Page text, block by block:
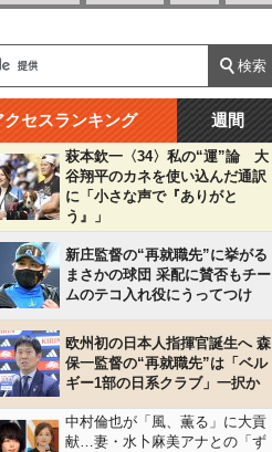
クセスランキング 週間
萩本欽一〈34〉私の“運”論 大
谷翔平のカネを使い込んだ通訳
に「小さな声で『ありがと
う』」
新庄監督の“再就職先”に挙がる
まさかの球団 采配に賛否もチー
ムのテコ入れ役にうってつけ
欧州初の日本人指揮官誕生へ 森
保一監督の“再就職先”は「ベル
ギー1部の日系クラブ」一択か
中村倫也が「風、薫る」に大貢
献…妻・水卜麻美アナとの「ず